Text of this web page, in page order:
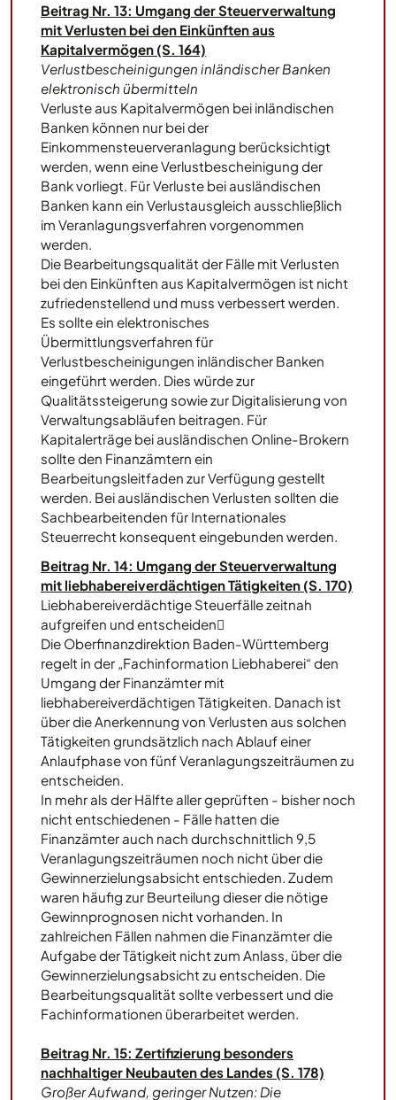
Beitrag Nr. 13: Umgang der Steuerverwaltung
mit Verlusten bei den Einkünften aus
Kapitalvermögen (S. 164)
Verlustbescheinigungen inländischer Banken
elektronisch übermitteln
Verluste aus Kapitalvermögen bei inländischen
Banken können nur bei der
Einkommensteuerveranlagung berücksichtigt
werden, wenn eine Verlustbescheinigung der
Bank vorliegt. Für Verluste bei ausländischen
Banken kann ein Verlustausgleich ausschließlich
im Veranlagungsverfahren vorgenommen
werden.
Die Bearbeitungsqualität der Fälle mit Verlusten
bei den Einkünften aus Kapitalvermögen ist nicht
zufriedenstellend und muss verbessert werden.
Es sollte ein elektronisches
Übermittlungsverfahren für
Verlustbescheinigungen inländischer Banken
eingeführt werden. Dies würde zur
Qualitätssteigerung sowie zur Digitalisierung von
Verwaltungsabläufen beitragen. Für
Kapitalerträge bei ausländischen Online-Brokern
sollte den Finanzämtern ein
Bearbeitungsleitfaden zur Verfügung gestellt
werden. Bei ausländischen Verlusten sollten die
Sachbearbeitenden für Internationales
Steuerrecht konsequent eingebunden werden.
Beitrag Nr. 14: Umgang der Steuerverwaltung
mit liebhabereiverdächtigen Tätigkeiten (S. 170)
Liebhabereiverdächtige Steuerfälle zeitnah
aufgreifen und entscheiden
Die Oberfinanzdirektion Baden-Württemberg
regelt in der „Fachinformation Liebhaberei“ den
Umgang der Finanzämter mit
liebhabereiverdächtigen Tätigkeiten. Danach ist
über die Anerkennung von Verlusten aus solchen
Tätigkeiten grundsätzlich nach Ablauf einer
Anlaufphase von fünf Veranlagungszeiträumen zu
entscheiden.
In mehr als der Hälfte aller geprüften - bisher noch
nicht entschiedenen - Fälle hatten die
Finanzämter auch nach durchschnittlich 9,5
Veranlagungszeiträumen noch nicht über die
Gewinnerzielungsabsicht entschieden. Zudem
waren häufig zur Beurteilung dieser die nötige
Gewinnprognosen nicht vorhanden. In
zahlreichen Fällen nahmen die Finanzämter die
Aufgabe der Tätigkeit nicht zum Anlass, über die
Gewinnerzielungsabsicht zu entscheiden. Die
Bearbeitungsqualität sollte verbessert und die
Fachinformationen überarbeitet werden.
Beitrag Nr. 15: Zertifizierung besonders
nachhaltiger Neubauten des Landes (S. 178)
Großer Aufwand, geringer Nutzen: Die